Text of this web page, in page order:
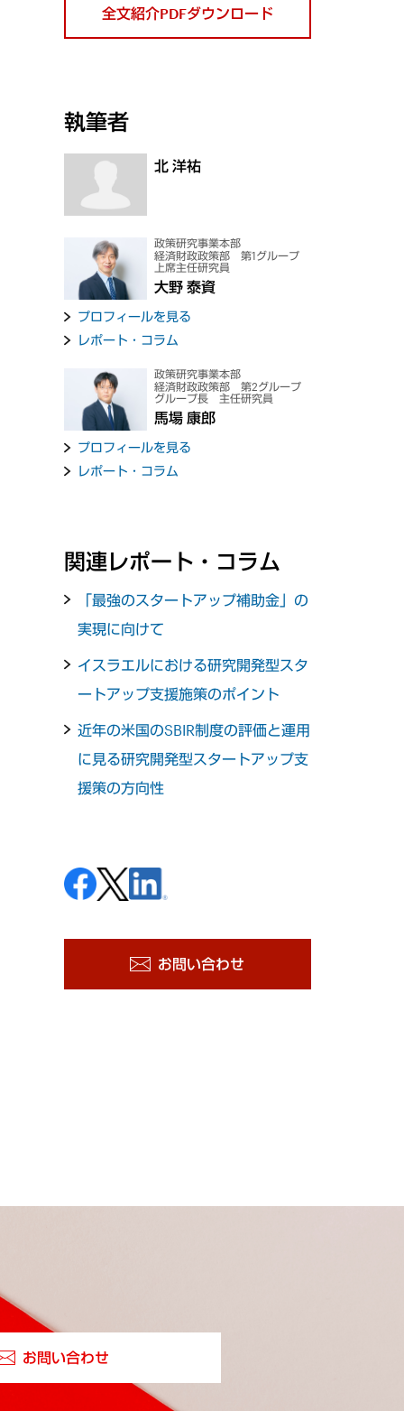
全文紹介PDFダウンロード
執筆者
北 洋祐
政策研究事業本部
経済財政政策部 第1グループ
上席主任研究員
大野 泰資
プロフィールを見る
レポート・コラム
政策研究事業本部
経済財政政策部 第2グループ
グループ長 主任研究員
馬場 康郎
プロフィールを見る
レポート・コラム
関連レポート・コラム
「最強のスタートアップ補助金」の
実現に向けて
イスラエルにおける研究開発型スタ
ートアップ支援施策のポイント
近年の米国のSBIR制度の評価と運用
に見る研究開発型スタートアップ支
援策の方向性
お問い合わせ
お問い合わせ